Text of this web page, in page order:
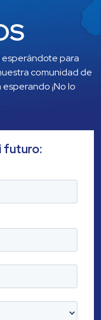
esperándote para
comunidad de
¡No lo
futuro: